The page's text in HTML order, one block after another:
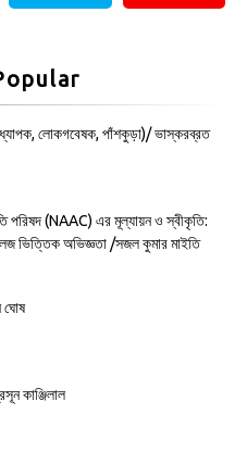
লোকগবেষক, পাঁশকুড়া)/ ভাস্করব্রত
পরিষদ (NAAC) এর মূল্যায়ন ও স্বীকৃতি:
ভিত্তিক অভিজ্ঞতা /সজল কুমার মাইতি
ঘোষ
কাঞ্জিলাল